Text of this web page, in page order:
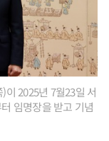
이 2025년 7월23일 서
임명장을 받고 기념